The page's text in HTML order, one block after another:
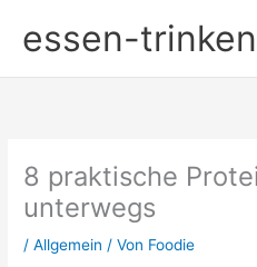
Inhaltessen-
8 praktische
unterwegs
/Allgemein / Von Foodie